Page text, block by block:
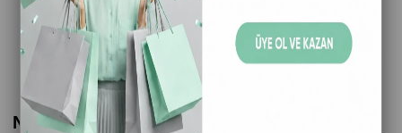
Nomadic Republic Havana Kauçuk Tabanlı